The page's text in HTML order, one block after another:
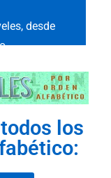
desde
los